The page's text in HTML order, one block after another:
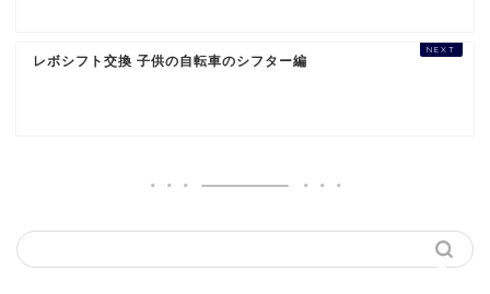
レボシフト交換 子供の自転車のシフター編